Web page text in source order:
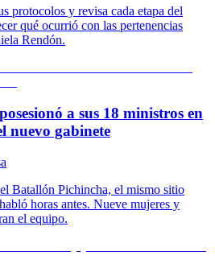
protocolos y revisa cada etapa del
qué ocurrió con las pertenencias
Rendón.
a sus 18 ministros en
nuevo gabinete
Batallón Pichincha, el mismo sitio
horas antes. Nueve mujeres y
el equipo.